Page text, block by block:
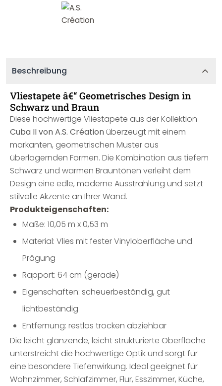
Beschreibung
Vliestapete â€“ Geometrisches Design in
Schwarz und Braun
Diese hochwertige Vliestapete aus der Kollektion
Cuba II von A.S. Créationüberzeugt mit einem
markanten, geometrischen Muster aus
überlagernden Formen. Die Kombination aus tiefem
Schwarz und warmen Brauntönen verleiht dem
Design eine edle, moderne Ausstrahlung und setzt
stilvolle Akzente an Ihrer Wand.
Produkteigenschaften:
Maße: 10,05 m x 0,53 m
Material: Vlies mit fester Vinyloberfläche und
Prägung
Rapport: 64 cm (gerade)
Eigenschaften: scheuerbeständig, gut
lichtbeständig
Entfernung: restlos trocken abziehbar
Die leicht glänzende, leicht strukturierte Oberfläche
unterstreicht die hochwertige Optik und sorgt für
eine besondere Tiefenwirkung. Ideal geeignet für
Wohnzimmer, Schlafzimmer, Flur, Esszimmer, Küche,